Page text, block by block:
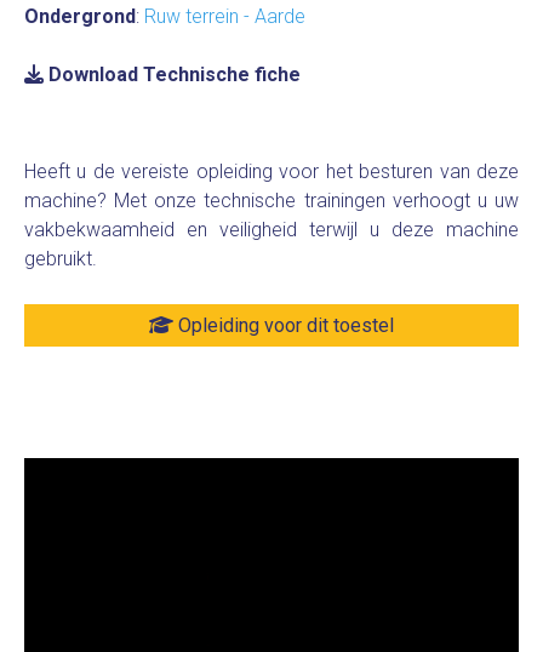
Ondergrond: Ruw terrein - Aarde
Download Technische fiche
Heeft u de vereiste opleiding voor het besturen van deze
machine? Met onze technische trainingen verhoogt u uw
vakbekwaamheid en veiligheid terwijl u deze machine
gebruikt.
Opleiding voor dit toestel